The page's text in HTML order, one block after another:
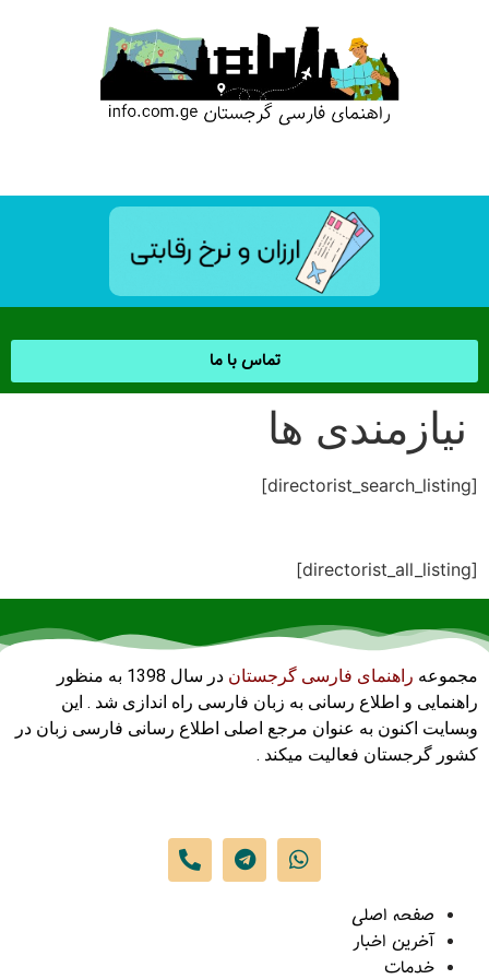
تماس با ما
نیازمندی ها
[directorist_search_listing]
[directorist_all_listing]
مجموعه راهنمای فارسی گرجستان
در سال 1398 به منظور
راهنمایی و اطلاع رسانی به زبان فارسی راه اندازی شد . این
وبسایت اکنون به عنوان مرجع اصلی اطلاع رسانی فارسی زبان در
کشور گرجستان فعالیت میکند .
صفحه اصلی
آخرین اخبار
خدمات